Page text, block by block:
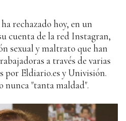
rechazado hoy, en un
cuenta de la red Instagran,
sexual y maltrato que han
a través de varias
por Eldiario.es y Univisión.
nunca "tanta maldad".